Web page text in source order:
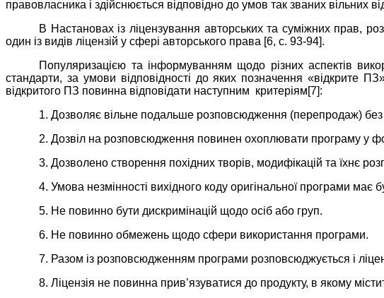
правовласника і здійснюється відповідно до умов так званих вільних
В Настановах із ліцензування авторських та суміжних прав,
один із видів ліцензій у сфері авторського права [6, с. 93-94].
Популяризацією та інформуванням щодо різних аспектів
стандарти, за умови відповідності до яких позначення «відкрите
відкритого ПЗ повинна відповідати наступним критеріям[7]:
1. Дозволяє вільне подальше розповсюдження (перепродаж) без
2. Дозвіл на розповсюдження повинен охоплювати програму у
3. Дозволено створення похідних творів, модифікацій та їхнє
4. Умова незмінності вихідного коду оригінальної програми має
5. Не повинно бути дискримінацій щодо осіб або груп.
6. Не повинно обмежень щодо сфери використання програми.
7. Разом із розповсюдженням програми розповсюджується і
8. Ліцензія не повинна прив’язуватися до продукту, в якому